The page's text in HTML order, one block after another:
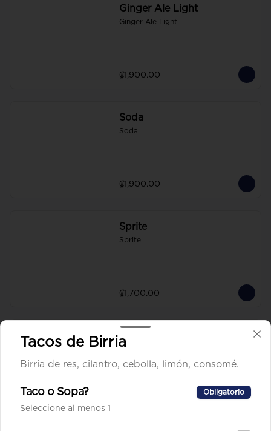
Ginger Ale Light
Ginger Ale Light
₡1,900.00
Soda
Soda
₡1,900.00
Sprite
Sprite
₡1,700.00
Té Frío
Tacos de Birria
Birria de res, cilantro, cebolla, limón, consomé.
Taco o Sopa? Obligatorio
Seleccione al menos 1